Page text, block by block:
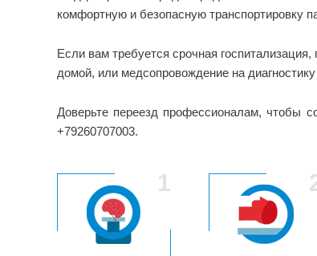
комфортную и безопасную транспортировку
Если вам требуется срочная
домой, или медсопровождение на
Доверьте переезд профессионалам, чтобы
+79260707003.